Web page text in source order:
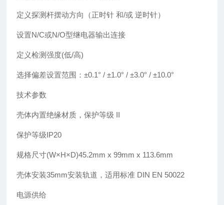
定义探测杆摆动方向（正时针 和/或 逆时针）
设置N/C或N/O型继电器输出连接
定义检测强度(低/高)
选择偏差设置范围：±0.1° / ±1.0° / ±3.0° / ±10.0°
技术参数
壳体内置绝缘材质，保护等级 II
保护等级IP20
规格尺寸(W×H×D)45.2mm x 99mm x 113.6mm
壳体安装35mm安装轨道，适用标准 DIN EN 50022
电源供给